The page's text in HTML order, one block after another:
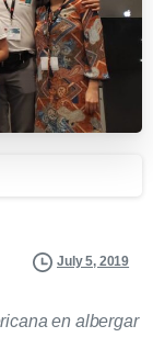
July 5, 2019
en albergar